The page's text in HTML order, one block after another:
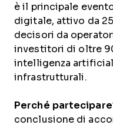
è il principale
digitale, attivo da
decisori da
investitori di oltre
intelligenza
infrastrutturali.
Perché
conclusione di